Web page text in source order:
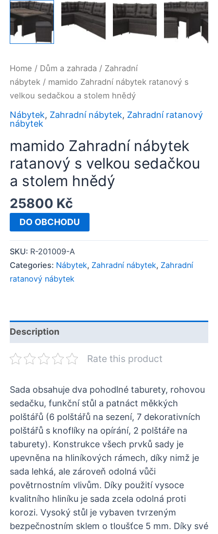
Home / Dům a zahrada / Zahradní
nábytek / mamido Zahradní nábytek ratanový s
velkou sedačkou a stolem hnědý
Nábytek, Zahradní nábytek, Zahradní ratanový
nábytek
mamido Zahradní nábytek
ratanový s velkou sedačkou
a stolem hnědý
25800 Kč
DO OBCHODU
SKU: R-201009-A
Categories: Nábytek, Zahradní nábytek, Zahradní
ratanový nábytek
Description
Rate this product
Sada obsahuje dva pohodlné taburety, rohovou
sedačku, funkční stůl a patnáct měkkých
polštářů (6 polštářů na sezení, 7 dekorativních
polštářů s knoflíky na opírání, 2 polštáře na
taburety). Konstrukce všech prvků sady je
upevněna na hliníkových rámech, díky nimž je
sada lehká, ale zároveň odolná vůči
povětrnostním vlivům. Díky použití vysoce
kvalitního hliníku je sada zcela odolná proti
korozi. Vysoký stůl je vybaven tvrzeným
bezpečnostním sklem o tloušťce 5 mm. Díky své